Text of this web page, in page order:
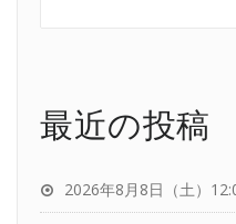
最近の投稿
2026年8月8日（土）